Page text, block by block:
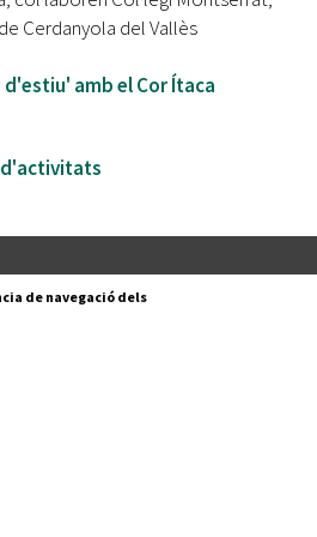
Cerdanyola del Vallès
amb el Cor Ítaca
Segueix-nos a:
de navegació dels